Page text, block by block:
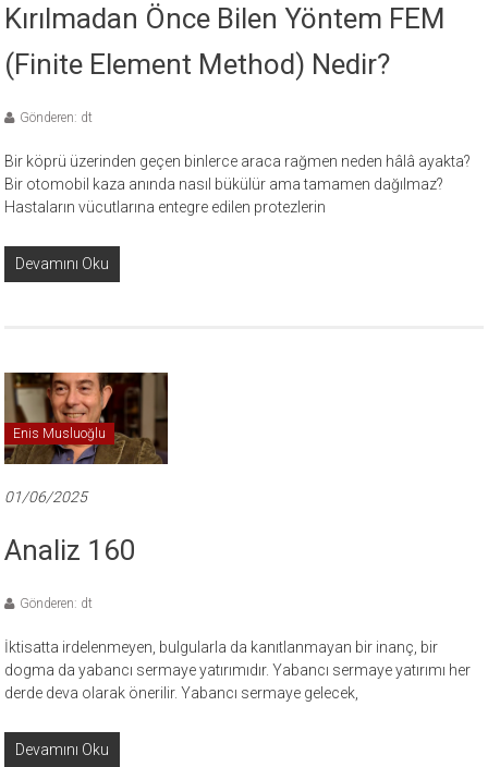
Kırılmadan Önce Bilen Yöntem FEM
(Finite Element Method) Nedir?
Gönderen: dt
Bir köprü üzerinden geçen binlerce araca rağmen neden hâlâ ayakta?
Bir otomobil kaza anında nasıl bükülür ama tamamen dağılmaz?
Hastaların vücutlarına entegre edilen protezlerin
Devamını Oku
Enis Musluoğlu
01/06/2025
Analiz 160
Gönderen: dt
İktisatta irdelenmeyen, bulgularla da kanıtlanmayan bir inanç, bir
dogma da yabancı sermaye yatırımıdır. Yabancı sermaye yatırımı her
derde deva olarak önerilir. Yabancı sermaye gelecek,
Devamını Oku